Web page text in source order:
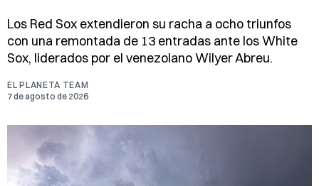
Los Red Sox extendieron su racha a ocho triunfos
con una remontada de 13 entradas ante los White
Sox, liderados por el venezolano Wilyer Abreu.
EL PLANETA TEAM
7 de agosto de 2026